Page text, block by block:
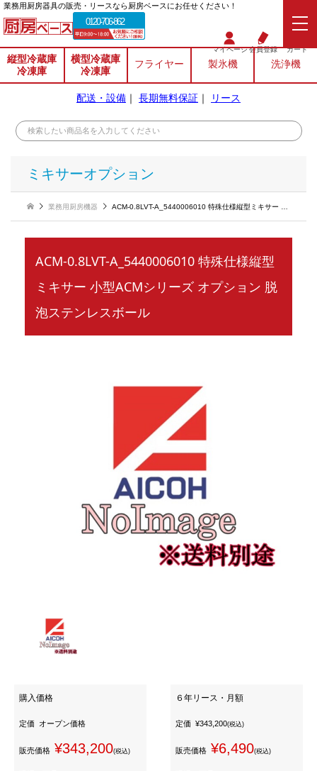
業務⽤厨房器具の販売・リースなら厨房ベースにお任せください！
0120-706-862
マイページ会員登録 カート
縦型冷蔵庫
冷凍庫
横型冷蔵庫
冷凍庫
フライヤー 製氷機 洗浄機
配送・設備 ｜ 長期無料保証 ｜ リース
ミキサーオプション
業務用厨房機器 ACM-0.8LVT-A_5440006010 特殊仕様縦型ミキサー 小型ACMシリーズ オプション 脱泡ステンレスボール
ACM-0.8LVT-A_5440006010 特殊仕様縦型
ミキサー 小型ACMシリーズ オプション 脱
泡ステンレスボール
購入価格
定価 オープン価格
販売価格 ¥343,200(税込)
６年リース・月額
定価 ¥343,200(税込)
販売価格 ¥6,490(税込)